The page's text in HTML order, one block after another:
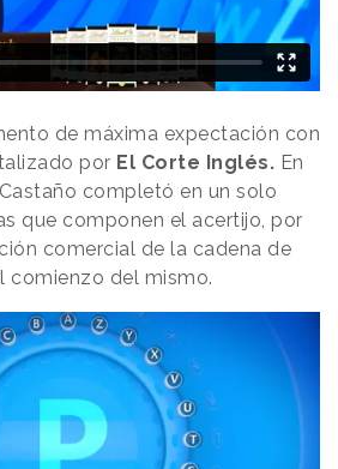
de máxima expectación con
por El Corte Inglés. En
completó en un solo
que componen el acertijo, por
comercial de la cadena de
comienzo del mismo.